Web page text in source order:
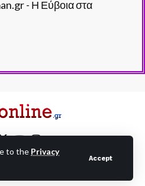
to the Privacy
Accept
- Η Εύβοια στα
- All Rights Reserved.